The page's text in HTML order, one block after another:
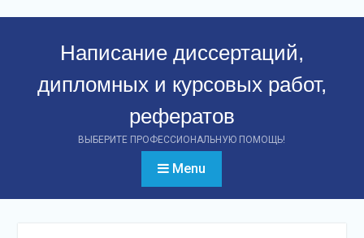
Написание диссертаций,
дипломных и курсовых работ,
рефератов
ВЫБЕРИТЕ ПРОФЕССИОНАЛЬНУЮ ПОМОЩЬ!
Menu